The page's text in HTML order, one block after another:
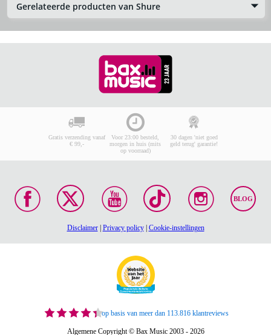
Gerelateerde producten van Shure
Gratis verzending vanaf
€ 99,-
Voor 23:00 besteld,
morgen in huis (mits
op voorraad)
30 dagen 'niet goed
geld terug' garantie!
BLOG
Disclaimer| Privacy policy| Cookie-instellingen
op basis van meer dan 113.816 klantreviews
Algemene Copyright © Bax Music 2003 - 2026